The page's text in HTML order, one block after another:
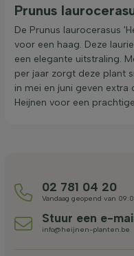
Prunus
De Prunus laurocerasus
voor een haag. Deze
een elegante uitstraling.
per jaar zorgt deze plant
in mei en juni geven extra
Heijnen voor een
02 781 04 20
Vandaag geopend van
Stuur een e-
info@heijnen-planten.be